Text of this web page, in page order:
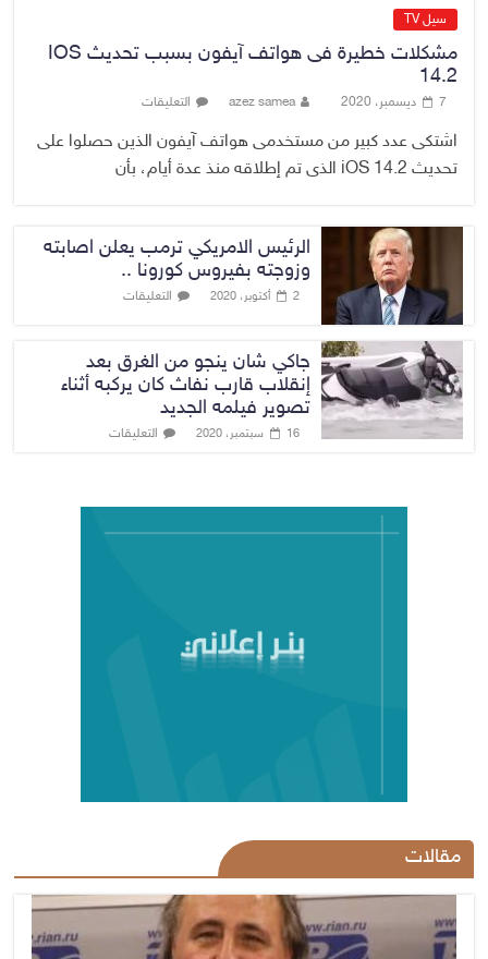
سيل TV
مشكلات خطيرة فى هواتف آيفون بسبب تحديث IOS
14.2
7 ديسمبر، 2020 azez samea التعليقات
اشتكى عدد كبير من مستخدمى هواتف آيفون الذين حصلوا على
تحديث iOS 14.2 الذى تم إطلاقه منذ عدة أيام، بأن
الرئيس الامريكي ترمب يعلن اصابته
وزوجته بفيروس كورونا ..
2 أكتوبر، 2020 التعليقات
جاكي شان ينجو من الغرق بعد
إنقلاب قارب نفاث كان يركبه أثناء
تصوير فيلمه الجديد
16 سبتمبر، 2020 التعليقات
مقالات